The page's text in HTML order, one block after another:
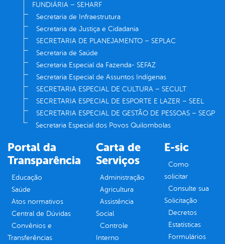
FUNDIÁRIA – SEHARF
Secretaria de Infraestrutura
Secretaria de Justiça e Cidadania
SECRETARIA DE PLANEJAMENTO – SEPLAC
Secretaria de Saúde
Secretaria Especial da Fazenda- SEFAZ
Secretaria Especial de Assuntos Indígenas
SECRETARIA ESPECIAL DE CULTURA – SECULT
SECRETARIA ESPECIAL DE ESPORTE E LAZER – SEEL
SECRETARIA ESPECIAL DE GESTÃO DE PESSOAS – SEGP
Secretaria Especial dos Povos Quilombolas
Portal da
Transparência
Educação
Saúde
Atos normativos
Central de Dúvidas
Convênios e
Transferências
Carta de
Serviços
Administração
Agricultura
Assistência
Social
Controle
Interno
E-sic
Como
solicitar
Consulte sua
Solicitação
Decretos
Estatísticas
Formulários